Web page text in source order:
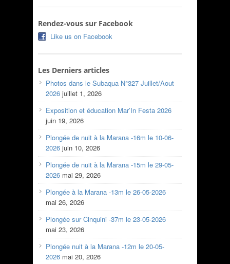
Rendez-vous sur Facebook
Like us on Facebook
Les Derniers articles
Photos dans le Subaqua N°327 Juillet/Aout
2026 juillet 1, 2026
Exposition et éducation Mar’In Festa 2026
juin 19, 2026
Plongée de nuit à la Marana -16m le 10-06-
2026 juin 10, 2026
Plongée de nuit à la Marana -15m le 29-05-
2026 mai 29, 2026
Plongée à la Marana -13m le 26-05-2026
mai 26, 2026
Plongée sur Cinquini -37m le 23-05-2026
mai 23, 2026
Plongée nuit à la Marana -12m le 20-05-
2026 mai 20, 2026